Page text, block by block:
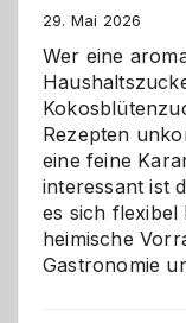
29. Mai 2026
Wer eine
Rezepten
eine feine
interessant ist
es sich
heimische
Gastronomie